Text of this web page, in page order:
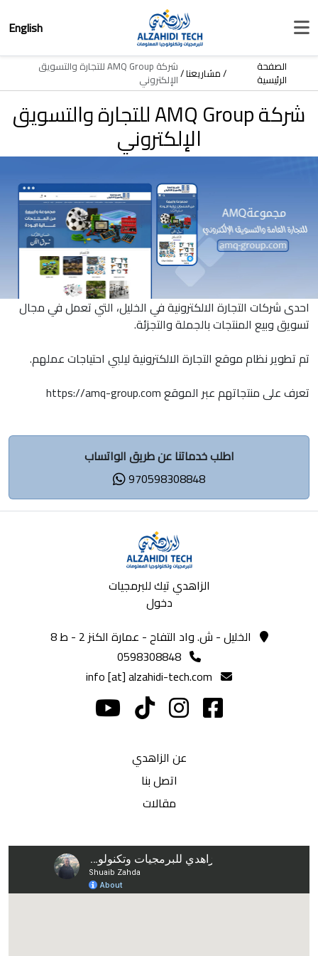
English
الصفحة
الرئيسية مشاريعنا شركة AMQ Group للتجارة والتسويق
الإلكتروني
شركة AMQ Group للتجارة والتسويق
الإلكتروني
احدى شركات التجارة الالكترونية في الخليل، التي تعمل في مجال
تسويق وبيع المنتجات بالجملة والتجزئة.
تم تطوير نظام موقع التجارة الالكترونية ليلبي احتياجات عملهم.
تعرف على منتجاتهم عبر الموقع https://amq-group.com
اطلب خدماتنا عن طريق الواتساب
970598308848
الزاهدي تيك للبرمجيات
دخول
الخليل - ش. واد التفاح - عمارة الكنز 2 - ط 8
عن الزاهدي
اتصل بنا
مقالات